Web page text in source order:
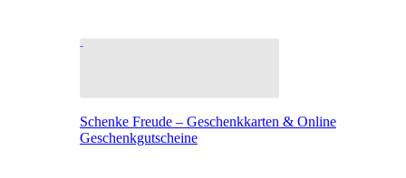
Schenke Freude – Geschenkkarten & Online
Geschenkgutscheine